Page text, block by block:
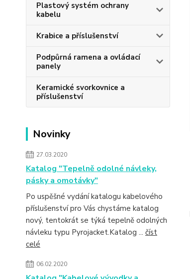
Plastový systém ochrany
kabelu
Krabice a příslušenství
Podpůrná ramena a ovládací
panely
Keramické svorkovnice a
příslušenství
Novinky
27.03.2020
Katalog "Tepelně odolné návleky,
pásky a omotávky"
Po uspěšné vydání katalogu kabelového
příslušenství pro Vás chystáme katalog
nový, tentokrát se týká tepelně odolných
návleku typu Pyrojacket.Katalog ... číst
celé
06.02.2020